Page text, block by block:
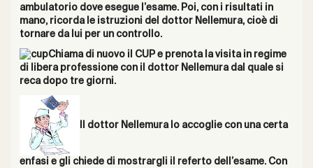
ambulatorio dove esegue l’esame. Poi, con i risultati in
mano, ricorda le istruzioni del dottor Nellemura, cioè di
tornare da lui per un controllo.
Chiama di nuovo il CUP e prenota la visita in regime
di libera professione con il dottor Nellemura dal quale si
reca dopo tre giorni.
Il dottor Nellemura lo accoglie con una certa
enfasi e gli chiede di mostrargli il referto dell’esame. Con